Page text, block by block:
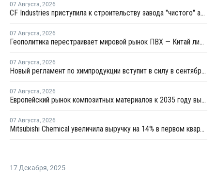
07 Августа, 2026
CF Industries приступила к строительству завода "чистого" аммиака за USD4 миллиарда
07 Августа, 2026
Геополитика перестраивает мировой рынок ПВХ — Китай лидирует в экспорте
07 Августа, 2026
Новый регламент по химпродукции вступит в силу в сентябре 2027 года
07 Августа, 2026
Европейский рынок композитных материалов к 2035 году вырастет до USD47,5 млрд
07 Августа, 2026
Mitsubishi Chemical увеличила выручку на 14% в первом квартале японского финансового года
17 Декабря, 2025